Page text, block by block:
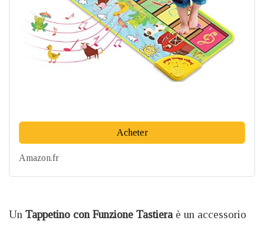
Acheter
Amazon.fr
Un Tappetino con Funzione Tastiera è un accessorio